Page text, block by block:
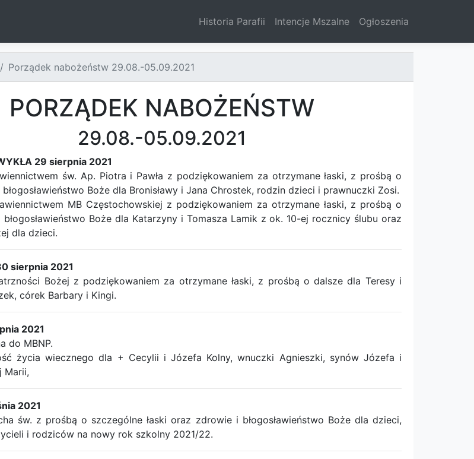
Historia Parafii Intencje Mszalne Ogłoszenia
Porządek nabożeństw 29.08.-05.09.2021
PORZĄDEK NABOŻEŃSTW
29.08.-05.09.2021
29 sierpnia 2021
św. Ap. Piotra i Pawła z podziękowaniem za otrzymane łaski, z prośbą o
Boże dla Bronisławy i Jana Chrostek, rodzin dzieci i prawnuczki Zosi.
MB Częstochowskiej z podziękowaniem za otrzymane łaski, z prośbą o
Boże dla Katarzyny i Tomasza Lamik z ok. 10-ej rocznicy ślubu oraz
dla dzieci.
sierpnia 2021
Bożej z podziękowaniem za otrzymane łaski, z prośbą o dalsze dla Teresy i
córek Barbary i Kingi.
2021
do MBNP.
życia wiecznego dla + Cecylii i Józefa Kolny, wnuczki Agnieszki, synów Józefa i
Marii,
2021
św. z prośbą o szczególne łaski oraz zdrowie i błogosławieństwo Boże dla dzieci,
i rodziców na nowy rok szkolny 2021/22.